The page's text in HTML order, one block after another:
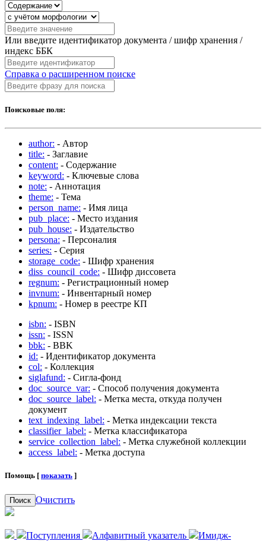
Или введите идентификатор документа / шифр хранения /
индекс ББК
Справка о расширенном поиске
Поисковые поля:
author: - Автор
title: - Заглавие
content: - Содержание
keyword: - Ключевые слова
note: - Аннотация
theme: - Тема
person_name: - Имя лица
pub_place: - Место издания
pub_house: - Издательство
persona: - Персоналия
series: - Серия
storage_code: - Шифр хранения
diss_council_code: - Шифр диссовета
regnum: - Регистрационный номер
invnum: - Инвентарный номер
kpnum: - Номер в реестре КП
isbn: - ISBN
issn: - ISSN
bbk: - BBK
id: - Идентификатор документа
col: - Коллекция
siglafund: - Сигла-фонд
doc_source_var: - Способ получения документа
doc_source_label: - Метка места, откуда получен
документ
text_indexing_label: - Метка индексации текста
classifier_label: - Метка классификатора
service_collection_label: - Метка служебной коллекции
access_label: - Метка доступа
Помощь [ показать ]
Поиск Очистить
Поступления Алфавитный указатель
Имидж-